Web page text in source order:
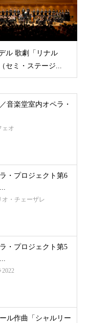
ル 歌劇「リナル
セミ・ステージ...
音楽堂室内オペラ・
ェオ
・プロジェクト第6
オ・チェーザレ
・プロジェクト第5
2022
ル作曲「シャルリー